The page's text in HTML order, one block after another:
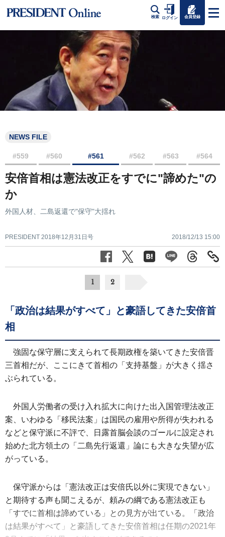
検索 ログイン 会員登録
NEWS FILE
#559 #560 #561 #562 #563 #564
安倍首相は憲法改正をすでに"諦めた"の
か
外国人材、二島返還で"保守"大揺れ
PRESIDENT 2018年12月31日号 2018/12/13 15:00
1 2
「政治は結果がすべて」と豪語してきた安倍首
相
強固な保守層に支えられて長期政権を築いてきた安倍晋
三首相だが、ここにきて首相の「支持基盤」が大きく揺さ
ぶられている。
外国人労働者の受け入れ拡大に向けた出入国管理法改正
案、いわゆる「移民法案」は国民の雇用や所得が失われる
などと保守派に不評で、日露首脳会談のゴールに設定され
始めた北方領土の「二島先行返還」論にも大きな失望が広
がっている。
保守派からは「憲法改正は安倍氏以外に実現できない」
と期待する声も聞こえるが、頼みの綱である憲法改正も
「すでに首相は諦めている」との見方が出ている。「政治
は結果がすべて」と豪語してきた安倍首相は任期の2021年